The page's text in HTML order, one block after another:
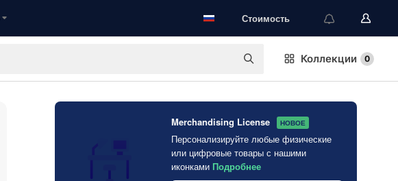
Стоимость
Коллекции 0
Merchandising License НОВОЕ
Персонализируйте любые физические
или цифровые товары с нашими
иконками Подробнее